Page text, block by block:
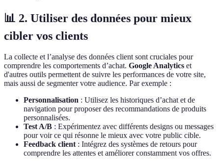
📊 2. Utiliser des données pour mieux
cibler vos clients
La collecte et l’analyse des données client sont cruciales pour
comprendre les comportements d’achat. Google Analytics et
d'autres outils permettent de suivre les performances de votre site,
mais aussi de segmenter votre audience. Par exemple :
Personnalisation : Utilisez les historiques d’achat et de
navigation pour proposer des recommandations de produits
personnalisées.
Test A/B : Expérimentez avec différents designs ou messages
pour voir ce qui résonne le mieux avec votre public cible.
Feedback client : Intégrez des systèmes de retours pour
comprendre les attentes et améliorer constamment vos offres.